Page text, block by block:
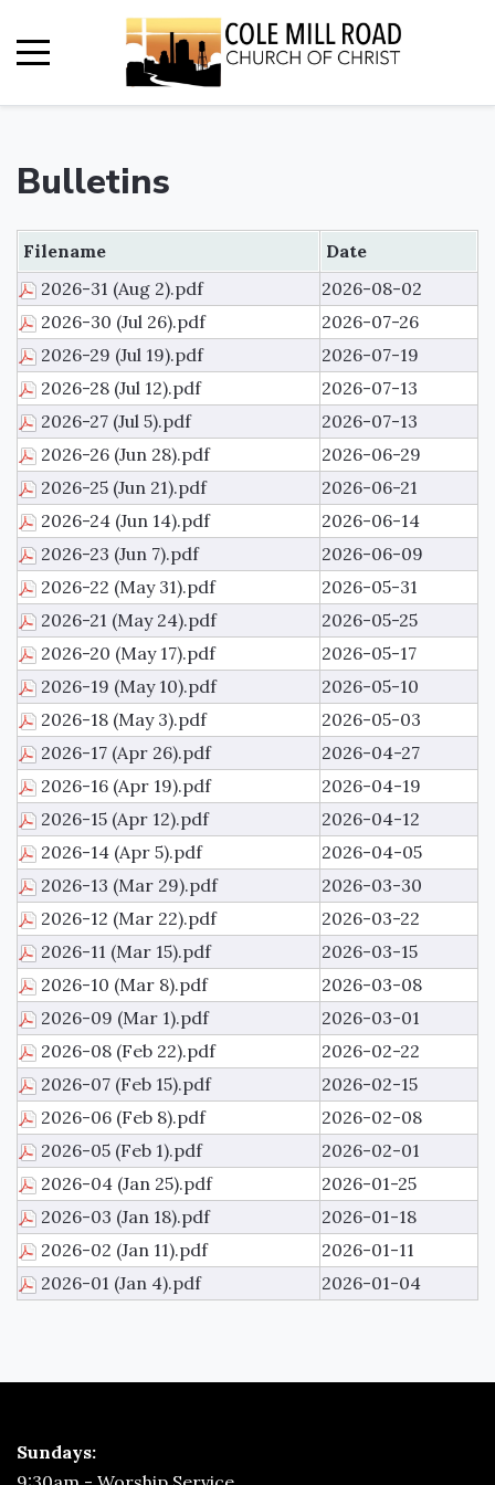
Bulletins
Filename
Date
2026-31 (Aug 2).pdf
2026-08-02
2026-30 (Jul 26).pdf
2026-07-26
2026-29 (Jul 19).pdf
2026-07-19
2026-28 (Jul 12).pdf
2026-07-13
2026-27 (Jul 5).pdf
2026-07-13
2026-26 (Jun 28).pdf
2026-06-29
2026-25 (Jun 21).pdf
2026-06-21
2026-24 (Jun 14).pdf
2026-06-14
2026-23 (Jun 7).pdf
2026-06-09
2026-22 (May 31).pdf
2026-05-31
2026-21 (May 24).pdf
2026-05-25
2026-20 (May 17).pdf
2026-05-17
2026-19 (May 10).pdf
2026-05-10
2026-18 (May 3).pdf
2026-05-03
2026-17 (Apr 26).pdf
2026-04-27
2026-16 (Apr 19).pdf
2026-04-19
2026-15 (Apr 12).pdf
2026-04-12
2026-14 (Apr 5).pdf
2026-04-05
2026-13 (Mar 29).pdf
2026-03-30
2026-12 (Mar 22).pdf
2026-03-22
2026-11 (Mar 15).pdf
2026-03-15
2026-10 (Mar 8).pdf
2026-03-08
2026-09 (Mar 1).pdf
2026-03-01
2026-08 (Feb 22).pdf
2026-02-22
2026-07 (Feb 15).pdf
2026-02-15
2026-06 (Feb 8).pdf
2026-02-08
2026-05 (Feb 1).pdf
2026-02-01
2026-04 (Jan 25).pdf
2026-01-25
2026-03 (Jan 18).pdf
2026-01-18
2026-02 (Jan 11).pdf
2026-01-11
2026-01 (Jan 4).pdf
2026-01-04
Sundays: